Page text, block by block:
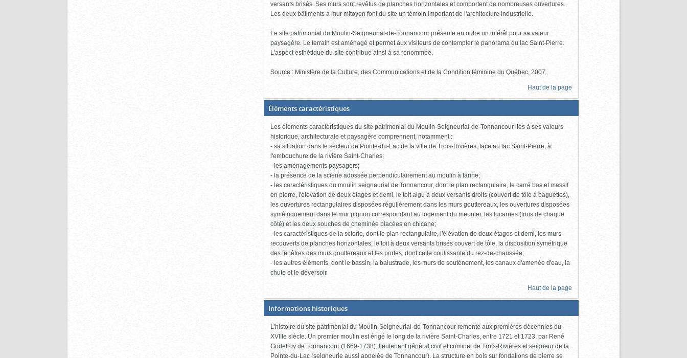
versants brisés. Ses murs sont revêtus de planches horizontales et comportent de nombreuses ouvertures.
Les deux bâtiments à mur mitoyen font du site un témoin important de l'architecture industrielle.
Le site patrimonial du Moulin-Seigneurial-de-Tonnancour présente en outre un intérêt pour sa valeur
paysagère. Le terrain est aménagé et permet aux visiteurs de contempler le panorama du lac Saint-Pierre.
L'aspect esthétique du site contribue ainsi à sa renommée.
Source : Ministère de la Culture, des Communications et de la Condition féminine du Québec, 2007.
Haut de la page
Éléments caractéristiques(Boite
fermée,
cliquer
pour
ouvrir)
Les éléments caractéristiques du site patrimonial du Moulin-Seigneurial-de-Tonnancour liés à ses valeurs
historique, architecturale et paysagère comprennent, notamment :
- sa situation dans le secteur de Pointe-du-Lac de la ville de Trois-Rivières, face au lac Saint-Pierre, à
l'embouchure de la rivière Saint-Charles;
- les aménagements paysagers;
- la présence de la scierie adossée perpendiculairement au moulin à farine;
- les caractéristiques du moulin seigneurial de Tonnancour, dont le plan rectangulaire, le carré bas et massif
en pierre, l'élévation de deux étages et demi, le toit aigu à deux versants droits (couvert de tôle à baguettes),
les ouvertures rectangulaires disposées régulièrement dans les murs gouttereaux, les ouvertures disposées
symétriquement dans le mur pignon correspondant au logement du meunier, les lucarnes (trois de chaque
côté) et les deux souches de cheminée placées en chicane;
- les caractéristiques de la scierie, dont le plan rectangulaire, l'élévation de deux étages et demi, les murs
recouverts de planches horizontales, le toit à deux versants brisés couvert de tôle, la disposition symétrique
des fenêtres des murs gouttereaux et les portes, dont celle coulissante du rez-de-chaussée;
- les autres éléments, dont le bassin, la balustrade, les murs de soutènement, les canaux d'amenée d'eau, la
chute et le déversoir.
Haut de la page
Informations historiques(Boite
fermée,
cliquer
pour
ouvrir)
L'histoire du site patrimonial du Moulin-Seigneurial-de-Tonnancour remonte aux premières décennies du
XVIIIe siècle. Un premier moulin est érigé le long de la rivière Saint-Charles, entre 1721 et 1723, par René
Godefroy de Tonnancour (1669-1738), lieutenant général civil et criminel de Trois-Rivières et seigneur de la
Pointe-du-Lac (seigneurie aussi appelée de Tonnancour). La structure en bois sur fondations de pierre se